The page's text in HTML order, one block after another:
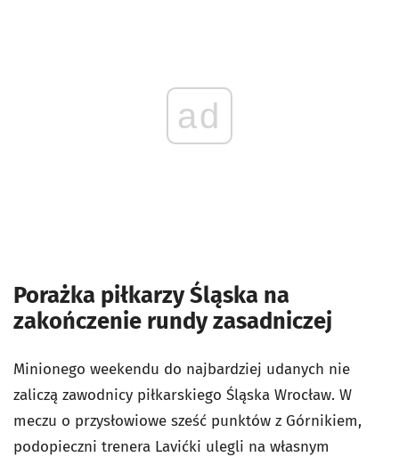
ad
Porażka piłkarzy Śląska na
zakończenie rundy zasadniczej
Minionego weekendu do najbardziej udanych nie
zaliczą zawodnicy piłkarskiego Śląska Wrocław. W
meczu o przysłowiowe sześć punktów z Górnikiem,
podopieczni trenera Lavićki ulegli na własnym